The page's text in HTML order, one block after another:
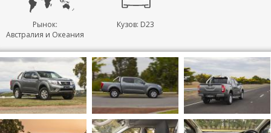
Рынок:
Австралия и Океания
Кузов: D23